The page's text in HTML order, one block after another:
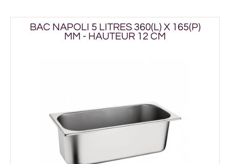
BAC NAPOLI 5 LITRES 360(L) X 165(P)
MM - HAUTEUR 12 CM